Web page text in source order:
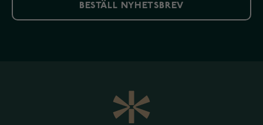
BESTÄLL NYHETSBREV